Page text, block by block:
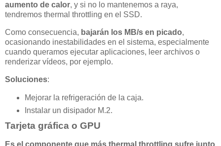
aumento de calor, y si no lo mantenemos a raya,
tendremos thermal throttling en el SSD.
Como consecuencia, bajarán los MB/s en picado,
ocasionando inestabilidades en el sistema, especialmente
cuando queramos ejecutar aplicaciones, leer archivos o
renderizar vídeos, por ejemplo.
Soluciones:
Mejorar la refrigeración de la caja.
Instalar un disipador M.2.
Tarjeta gráfica o GPU
Es el componente que más thermal throttling sufre junto